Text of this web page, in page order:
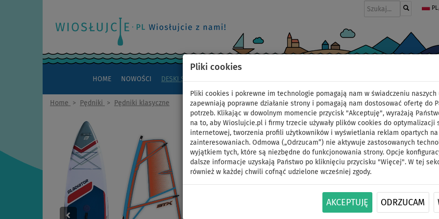
Pliki cookies
Pliki cookies i pokrewne im technologie pomagają nam w świadczeniu naszych
zapewniają poprawne działanie strony i pomagają nam dostosować ofertę do
potrzeb. Klikając w dowolnym momencie przycisk "Akceptuję", wyrażają
na to, aby Wioslujcie.pl i firmy trzecie używały plików cookies do optymalizacji
internetowej, tworzenia profili użytkowników i wyświetlania reklam opartych na
zainteresowaniach. Odmowa („Odrzucam”) nie aktywuje zastosowanych
wyjątkiem tych, które są niezbędne do funkcjonowania strony. Opcje
dalsze informacje uzyskają Państwo po kliknięciu przycisku "Więcej". W tej
również w każdej chwili cofnąć udzielone wcześniej zgody.
AKCEPTUJĘ ODRZUCAM
HOME NOWOŚCI DESKI SUP
Home > Pędniki > Pędniki klasyczne
Komplet
11'6 2026 z
paddleboard,
NASZ
SUPER
WIOSŁO W
ZESTAWIE
DO
OPCJA